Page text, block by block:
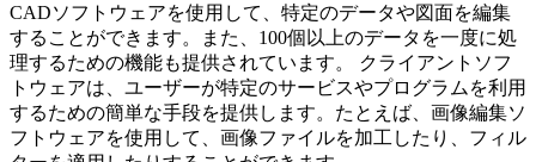
CADソフトウェアを使用して、特定のデータや図面を編集
することができます。また、100個以上のデータを一度に処
理するための機能も提供されています。 クライアントソフ
トウェアは、ユーザーが特定のサービスやプログラムを利用
するための簡単な手段を提供します。たとえば、画像編集ソ
フトウェアを使用して、画像ファイルを加工したり、フィル